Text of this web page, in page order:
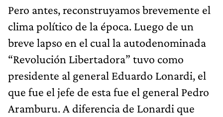
Pero antes, reconstruyamos brevemente el
clima político de la época. Luego de un
breve lapso en el cual la autodenominada
“Revolución Libertadora” tuvo como
presidente al general Eduardo Lonardi, el
que fue el jefe de esta fue el general Pedro
Aramburu. A diferencia de Lonardi que